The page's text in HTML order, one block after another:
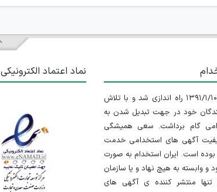
سایت ایران استخدام در تاریخ ۱۳۹۱/۱/۱۰ راه اندازی شد و با تلاش
خود در جهت تبدیل شدن به
گام برداشت. سعی همیشگی
کیفیت آگهی های استخدامی خدمت
بوده است. ایران استخدام به صورت
به هیچ نهاد و یا سازمان
منتشر کننده ی آگهی های
نماد اعتماد الکترونیکی